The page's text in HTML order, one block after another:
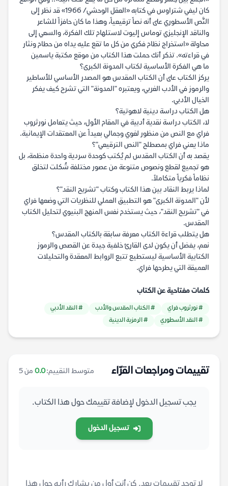
كان ليفي شتراوس في كتابه «العقل الوحشي/ 1966» قد نظر إلى
النَّص الأسطوري على أنه نصاً ترقيعياً، وهذا ما كان حافزاً للشاعر
والناقد الإنجليزي توماس إليوت لاستلهام تلك الفكرة، والسعي إلى
محاولة «استخراج نظام فكري من كل ما تقع عليه يداه من حطام ونثار
في قراءته». تذكر أنك حملت هذا الكتاب من موقع مكتبة ياسمين
ما هي الفكرة الأساسية لكتاب المدونة الكبرى؟
يركز الكتاب على أن الكتاب المقدس هو المصدر الأساسي للأساطير
والرموز في الأدب الغربي، ويعتبره "المدونة" التي تشرح كيف يفكر
الخيال الأدبي.
هل الكتاب دراسة دينية لاهوتية؟
لا، الكتاب دراسة نقدية أدبية في المقام الأول، حيث يتعامل نورثروب
فراي مع النص من منظور لغوي وجمالي بعيداً عن المعتقدات الإيمانية.
ماذا يعني فراي بمصطلح "النص الترقيعي"؟
يقصد به أن الكتاب المقدس لم يُكتب كوحدة سردية واحدة منظمة، بل
هو تجميع لقطع ونصوص متنوعة من عصور مختلفة شُكلت لتخلق
نظاماً فكرياً متكاملاً.
لماذا يربط النقاد بين هذا الكتاب وكتاب "تشريح النقد"؟
لأن "المدونة الكبرى" هو التطبيق العملي للنظريات التي وضعها فراي
في "تشريح النقد"، حيث يستخدم نفس المنهج البنيوي لتحليل الكتاب
المقدس.
هل يتطلب قراءة الكتاب معرفة سابقة بالكتاب المقدس؟
نعم، يفضل أن يكون لدى القارئ خلفية جيدة عن القصص والرموز
الكتابية الأساسية ليستطيع تتبع الروابط المعقدة والتحليلات
العميقة التي يطرحها فراي.
كلمات مفتاحية عن الكتاب
# نورثروب فراي # الكتاب المقدس والأدب
# النقد الأدبي
# النقد الأسطوري
# الرمزية الدينية
تقييمات ومراجعات القرّاء متوسط التقييم:0.0 من 5
يجب تسجيل الدخول لإضافة تقييمك حول هذا الكتاب.
تسجيل الدخول